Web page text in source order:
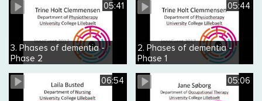
05:41
3. Phases of dementia -
Phase 2
05:44
2. Phases of dementia -
Phase 1
06:54 05:06